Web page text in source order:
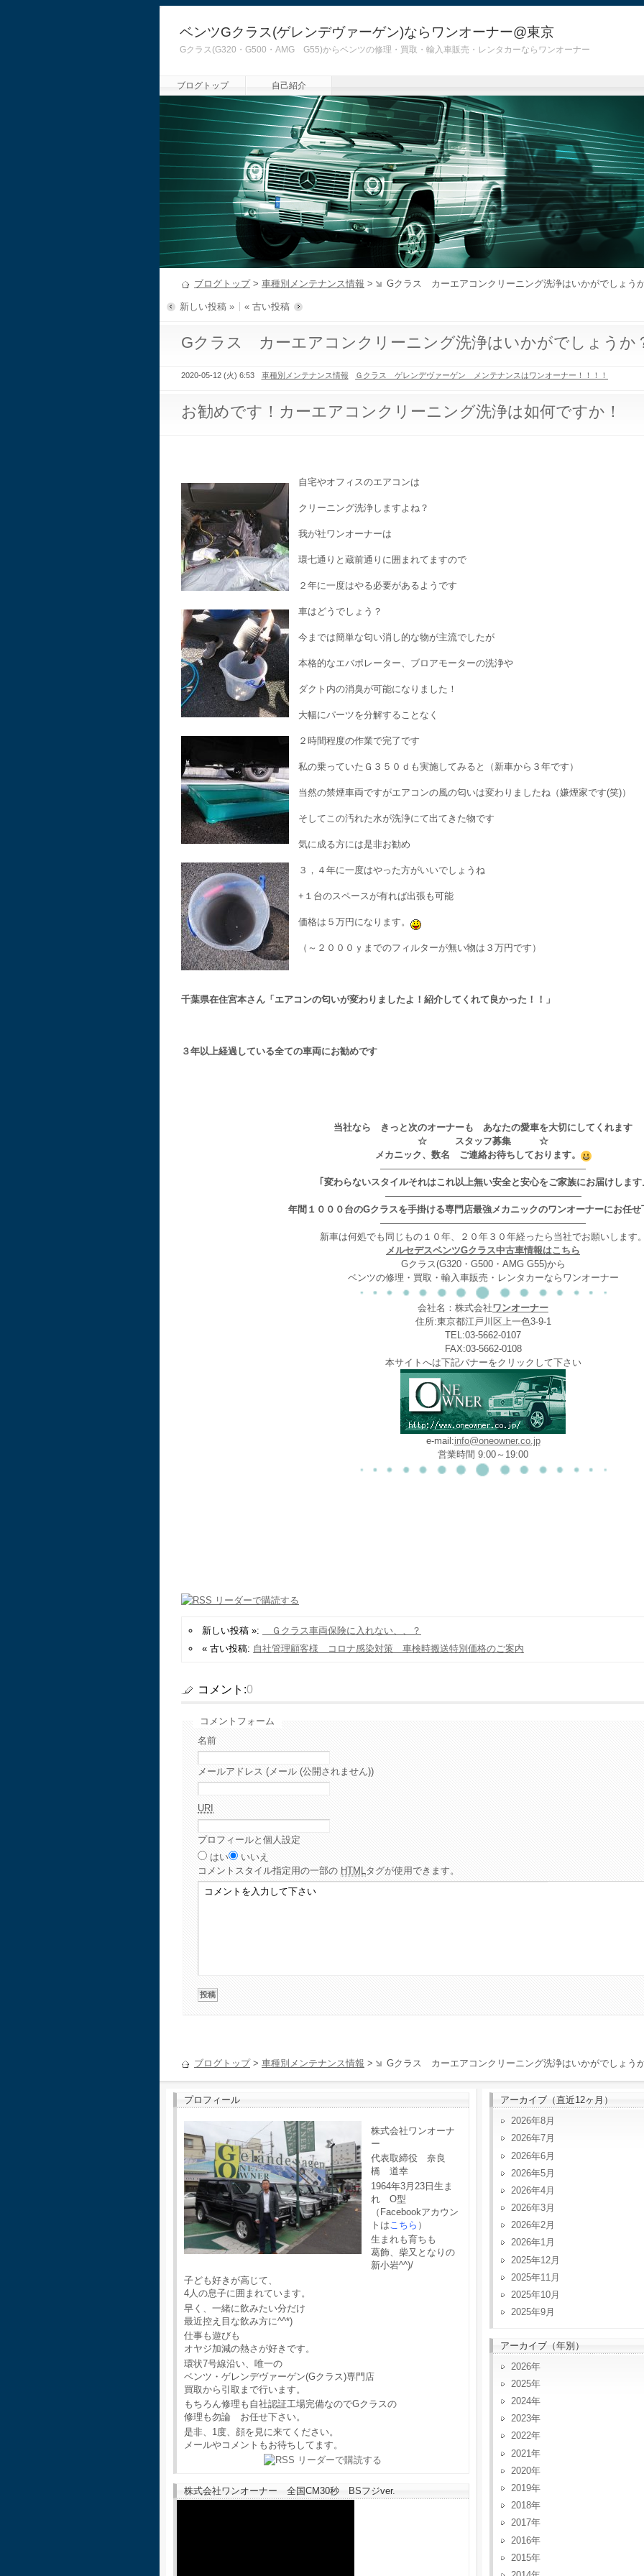
ベンツGクラス(ゲレンデヴァーゲン)ならワンオーナー@東京
Gクラス(G320・G500・AMG G55)からベンツの修理・買取・輸入車販売・レンタカーならワンオーナー
ブログトップ 自己紹介
ブログトップ> 車種別メンテナンス情報 > Gクラス カーエアコンクリーニング洗浄はいかがでしょう
新しい投稿 » « 古い投稿
Gクラス カーエアコンクリーニング洗浄はいかがでしょうか
2020-05-12 (火) 6:53 車種別メンテナンス情報 Ｇクラス ゲレンデヴァーゲン メンテナンスはワンオーナー！！！！
お勧めです！カーエアコンクリーニング洗浄は如何ですか！
自宅やオフィスのエアコンは
クリーニング洗浄しますよね？
我が社ワンオーナーは
環七通りと蔵前通りに囲まれてますので
２年に一度はやる必要があるようです
車はどうでしょう？
今までは簡単な匂い消し的な物が主流でしたが
本格的なエバポレーター、ブロアモーターの洗浄や
ダクト内の消臭が可能になりました！
大幅にパーツを分解することなく
２時間程度の作業で完了です
私の乗っていたＧ３５０ｄも実施してみると（新車から３年です）
当然の禁煙車両ですがエアコンの風の匂いは変わりましたね（嫌煙家です(笑)）
そしてこの汚れた水が洗浄にて出てきた物です
気に成る方には是非お勧め
３，４年に一度はやった方がいいでしょうね
+１台のスペースが有れば出張も可能
価格は５万円になります。
（～２０００ｙまでのフィルターが無い物は３万円です）
千葉県在住宮本さん「エアコンの匂いが変わりましたよ！紹介してくれて良かった！！」
３年以上経過している全ての車両にお勧めです
当社なら きっと次のオーナーも あなたの愛車を大切にしてくれます
☆ スタッフ募集 ☆
メカニック、数名 ご連絡お待ちしております。
——————————————————————
｢変わらないスタイルそれはこれ以上無い安全と安心をご家族にお届けします
—————————————————————
年間１０００台のGクラスを手掛ける専門店最強メカニックのワンオーナーにお任せ
——————————————————————
新車は何処でも同じもの１０年、２０年３０年経ったら当社でお願いします
メルセデスベンツGクラス中古車情報はこちら
Gクラス(G320・G500・AMG G55)から
ベンツの修理・買取・輸入車販売・レンタカーならワンオーナー
会社名：株式会社ワンオーナー
住所:東京都江戸川区上一色3-9-1
TEL:03-5662-0107
FAX:03-5662-0108
本サイトへは下記バナーをクリックして下さい
e-mail:info@oneowner.co.jp
営業時間 9:00～19:00
新しい投稿 »:
Ｇクラス車両保険に入れない、、？
« 古い投稿: 自社管理顧客様 コロナ感染対策 車検時搬送特別価格のご案内
コメント:0
コメントフォーム
名前
メールアドレス (メール (公開されません))
URI
プロフィールと個人設定
はい
いいえ
コメント スタイル指定用の一部の HTML タグが使用できます。
ブログトップ> 車種別メンテナンス情報 > Gクラス カーエアコンクリーニング洗浄はいかがでしょう
プロフィール
株式会社ワンオーナ
ー
代表取締役 奈良
橋 道幸
1964年3月23日生ま
れ O型
（Facebookアカウン
トは こちら ）
生まれも育ちも
葛飾、柴又となりの
新小岩^^)/
子ども好きが高じて、
4人の息子に囲まれています。
早く、一緒に飲みたい分だけ
最近控え目な飲み方に^^*)
仕事も遊びも
オヤジ加減の熱さが好きです。
環状7号線沿い、唯一の
ベンツ・ゲレンデヴァーゲン(Gクラス)専門店
買取から引取まで行います。
もちろん修理も自社認証工場完備なのでGクラスの
修理も勿論 お任せ下さい。
是非、1度、顔を見に来てください。
メールやコメントもお待ちしてます。
株式会社ワンオーナー 全国CM30秒 BSフジver.
アーカイブ（直近12ヶ月）
2026年8月
2026年7月
2026年6月
2026年5月
2026年4月
2026年3月
2026年2月
2026年1月
2025年12月
2025年11月
2025年10月
2025年9月
アーカイブ（年別）
2026
2025
2024
2023
2022
2021
2020
2019
2018
2017
2016
2015